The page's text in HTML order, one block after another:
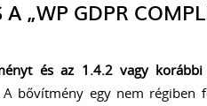
„WP GDPR
és az 1.4.2 vagy
bővítmény egy nem régiben